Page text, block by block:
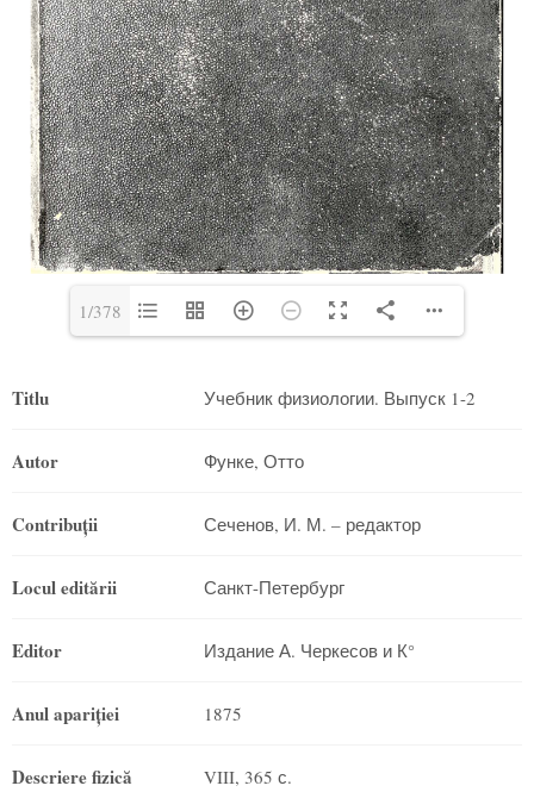
1/378
Titlu Учебник физиологии. Выпуск 1-2
Autor Функе, Отто
Contribuții Сеченов, И. М. – редактор
Locul editării Санкт-Петербург
Editor Издание А. Черкесов и К°
Anul apariţiei 1875
Descriere fizică VIII, 365 с.